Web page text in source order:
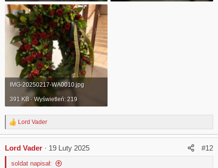
IMG-20250217-WA0010.jpg
391 KB · Wyświetleń: 219
R
e
c
t
Lord Vader
Lord Vader 19 Luty 2025 #12
soldat napisał: